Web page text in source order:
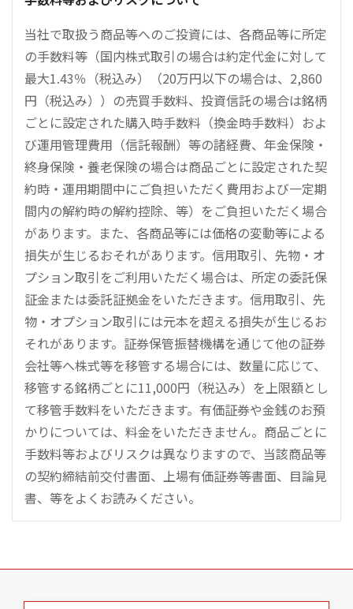
当社で取扱う商品等へのご投資には、各商品等に所定
の手数料等（国内株式取引の場合は約定代金に対して
最大1.43％（税込み）（20万円以下の場合は、2,860
円（税込み））の売買手数料、投資信託の場合は銘柄
ごとに設定された購入時手数料（換金時手数料）およ
び運用管理費用（信託報酬）等の諸経費、年金保険・
終身保険・養老保険の場合は商品ごとに設定された契
約時・運用期間中にご負担いただく費用および一定期
間内の解約時の解約控除、等）をご負担いただく場合
があります。また、各商品等には価格の変動等による
損失が生じるおそれがあります。信用取引、先物・オ
プション取引をご利用いただく場合は、所定の委託保
証金または委託証拠金をいただきます。信用取引、先
物・オプション取引には元本を超える損失が生じるお
それがあります。証券保管振替機構を通じて他の証券
会社等へ株式等を移管する場合には、数量に応じて、
移管する銘柄ごとに11,000円（税込み）を上限額とし
て移管手数料をいただきます。有価証券や金銭のお預
かりについては、料金をいただきません。商品ごとに
手数料等およびリスクは異なりますので、当該商品等
の契約締結前交付書面、上場有価証券等書面、目論見
書、等をよくお読みください。
こ